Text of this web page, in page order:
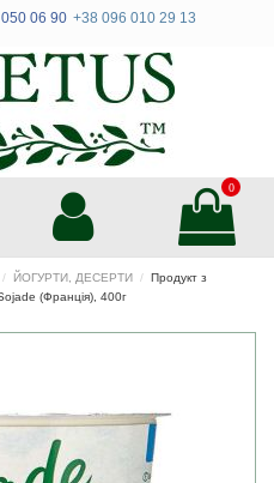
06 90 +38 096 010 29 13
0
ЙОГУРТИ, ДЕСЕРТИ
Продукт з
(Франція), 400г